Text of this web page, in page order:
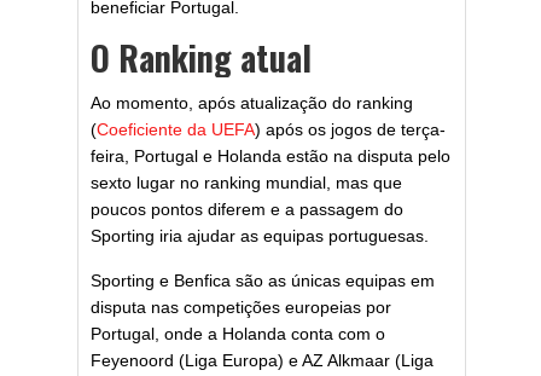
beneficiar Portugal.
O Ranking atual
Ao momento, após atualização do ranking
(Coeficiente da UEFA) após os jogos de terça-
feira, Portugal e Holanda estão na disputa pelo
sexto lugar no ranking mundial, mas que
poucos pontos diferem e a passagem do
Sporting iria ajudar as equipas portuguesas.
Sporting e Benfica são as únicas equipas em
disputa nas competições europeias por
Portugal, onde a Holanda conta com o
Feyenoord (Liga Europa) e AZ Alkmaar (Liga